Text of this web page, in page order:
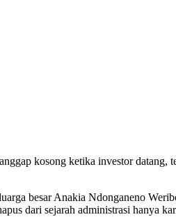
kosong ketika investor datang,
besar Anakia Ndonganeno
dari sejarah administrasi hanya